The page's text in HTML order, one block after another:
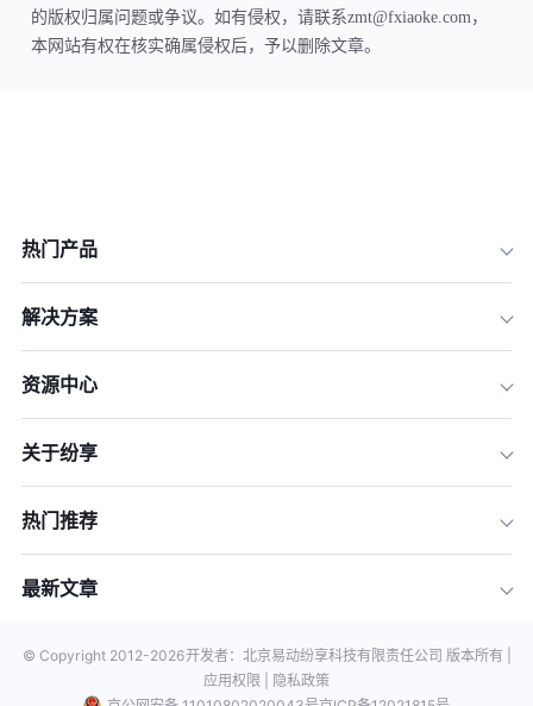
的版权归属问题或争议。如有侵权，请联系zmt@fxiaoke.com，
本网站有权在核实确属侵权后，予以删除文章。
热门产品
解决方案
资源中心
关于纷享
热门推荐
最新文章
© Copyright 2012-2026开发者：北京易动纷享科技有限责任公司 版本所有 |
应用权限 |
隐私政策